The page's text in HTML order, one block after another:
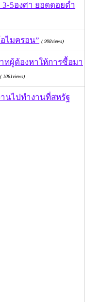
5องศา ยอดดอยต่ำ
ไมครอน” ( 998views)
ทผู้ต้องหาให้การซื้อมา
( 1061views)
นไปทำงานที่สหรัฐ